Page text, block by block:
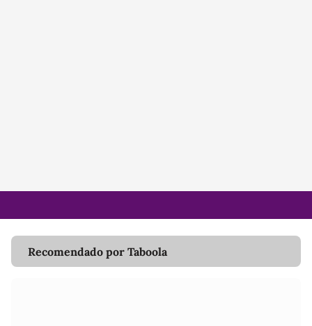
Recomendado por Taboola